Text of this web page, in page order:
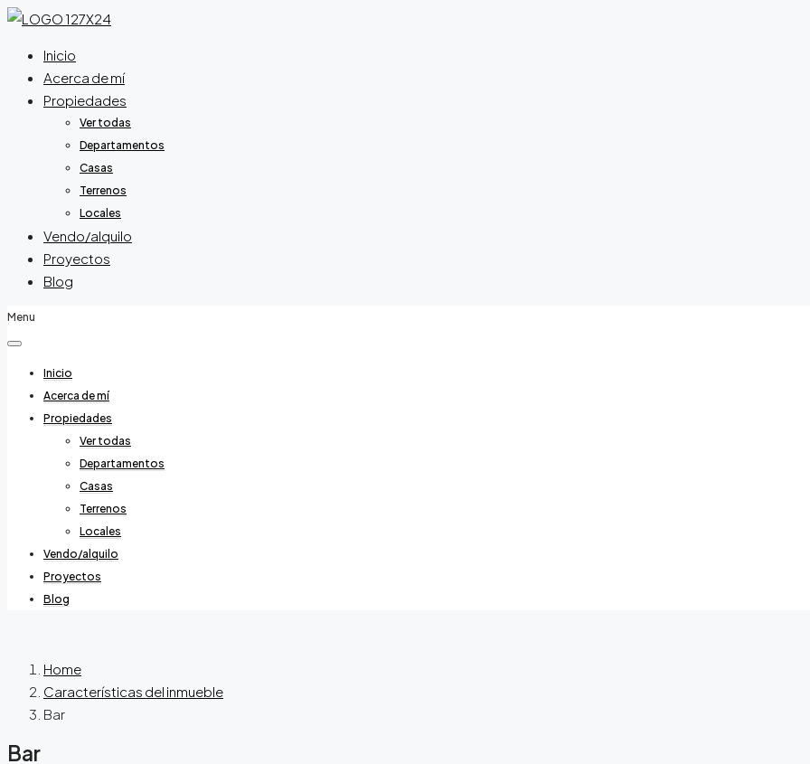
Inicio
Acerca de mí
Propiedades
Ver todas
Departamentos
Casas
Terrenos
Locales
Vendo/alquilo
Proyectos
Blog
Menu
Inicio
Acerca de mí
Propiedades
Ver todas
Departamentos
Casas
Terrenos
Locales
Vendo/alquilo
Proyectos
Blog
Home
Características del inmueble
Bar
Bar